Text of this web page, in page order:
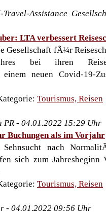
Assistance
LTA verbessert
Gesellschaft fÃ¼r
bei ihren
einem neuen Covid-19-
Tourismus, Reisen
PR - 04.01.2022 15:29 Uhr
Buchungen als im Vorjahr
nach
sich zum Jahresbeginn
Tourismus, Reisen
- 04.01.2022 09:56 Uhr